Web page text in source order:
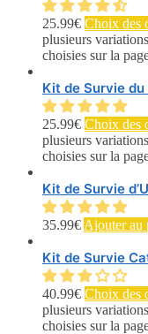
25.99€ Choix des
plusieurs
choisies sur la
Kit de Survie
25.99€ Choix des
plusieurs
choisies sur la
Kit de Survie
35.99€Ajouter au
Kit de Survie
40.99€ Choix des
plusieurs
choisies sur la